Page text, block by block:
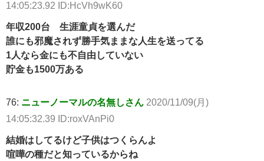
14:05:23.92 ID:HcVh9wK60
年収200台 生涯童貞を選んだ
誰にも邪魔されず勝手気ままな人生を送ってる
1人なら金にも不自由していない
貯金も1500万ある
76: ニューノーマルの名無しさん 2020/11/09(月)
14:05:32.39 ID:roxVAnPi0
結婚はしてるけど子供はつくらんよ
喧嘩の種だと知っているからね